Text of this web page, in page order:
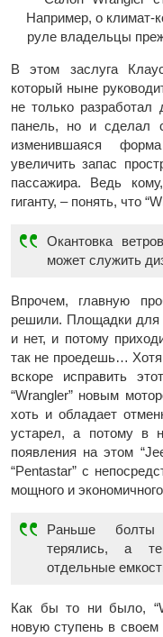
Например, о климат-
руле владельцы
В этом заслуга
который ныне
не только
панель, но и сделал
изменившаяся
увеличить запас
пассажира. Ведь
гиганту, – понять, что
Окантовка
может служить
Впрочем, главную
решили. Площадки для
и нет, и потому
так не проедешь…
вскоре исправить
“Wrangler” новым
хоть и обладает
устарел, а потому в
появления на этом
“Pentastar” с
мощного и
Раньше болты
терялись, а
отдельные
Как бы то ни было,
новую ступень в